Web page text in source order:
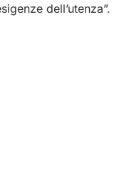
dell’utenza”.